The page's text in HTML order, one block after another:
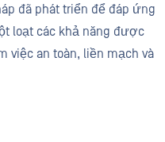
đã phát triển để đáp ứng
loạt các khả năng được
việc an toàn, liền mạch và